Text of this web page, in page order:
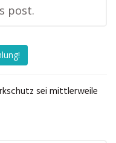
post.
sei mittlerweile